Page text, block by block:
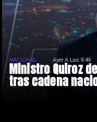
Ministro Quiroz
tras cadena
NACIONAL Ayer A Las 9:49